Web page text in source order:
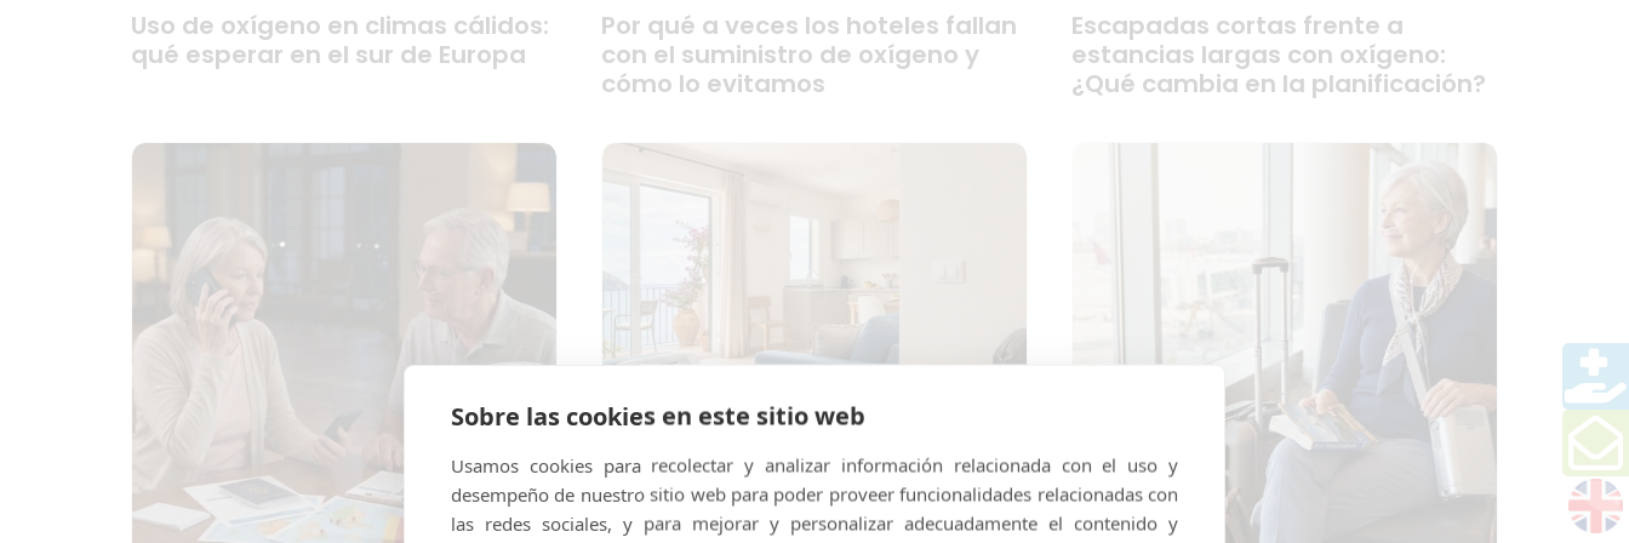
Uso de oxígeno en climas cálidos:
qué esperar en el sur de Europa
Por qué a veces los hoteles fallan
con el suministro de oxígeno y
cómo lo evitamos
Escapadas cortas frente a
estancias largas con oxígeno:
¿Qué cambia en la planificación?
Sobre las cookies en este sitio web
Usamos cookies para recolectar y analizar información relacionada con el uso y
desempeño de nuestro sitio web para poder proveer funcionalidades relacionadas con
las redes sociales, y para mejorar y personalizar adecuadamente el contenido y